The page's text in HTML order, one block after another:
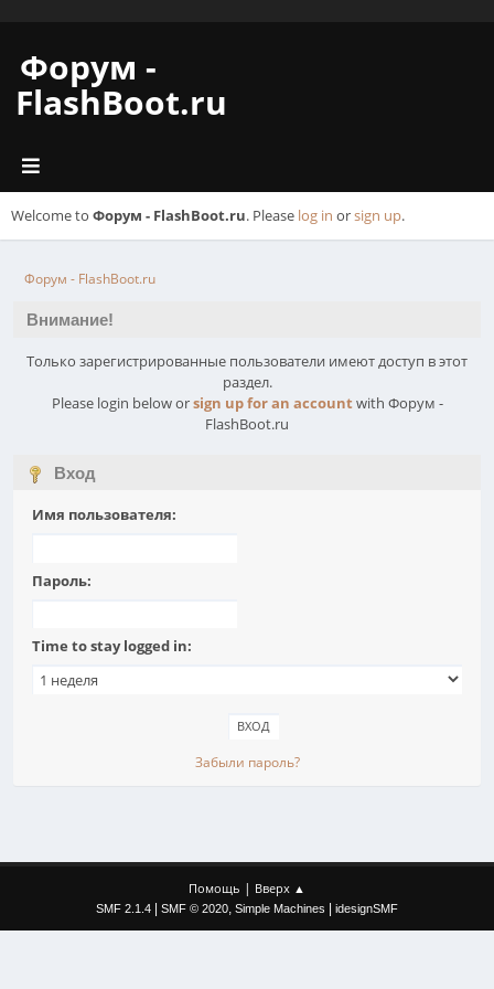
Форум -
FlashBoot.ru
Welcome to Форум - FlashBoot.ru. Please log in orsign up.
Форум - FlashBoot.ru
Внимание!
Только зарегистрированные пользователи имеют доступ в этот
раздел.
Please login below orsign up for an accountwith Форум -
FlashBoot.ru
Вход
Имя пользователя:
Пароль:
Time to stay logged in:
Забыли пароль?
Помощь | Вверх ▲
SMF 2.1.4 SMF © 2020, Simple Machines idesignSMF